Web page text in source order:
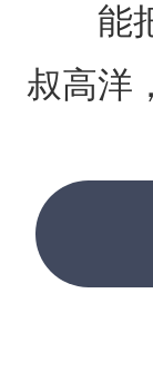
能把
叔高洋